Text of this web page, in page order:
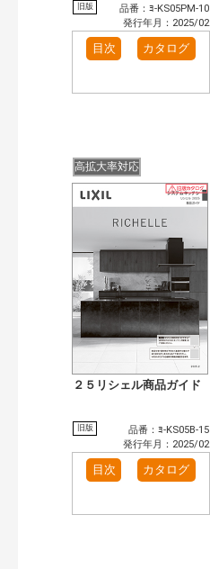
旧版
品番：ﾖ-KS05PM-10
発行年月：2025/02
目次 カタログ
高拡大率対応
２５リシェル商品ガイド
旧版
品番：ﾖ-KS05B-15
発行年月：2025/02
目次 カタログ